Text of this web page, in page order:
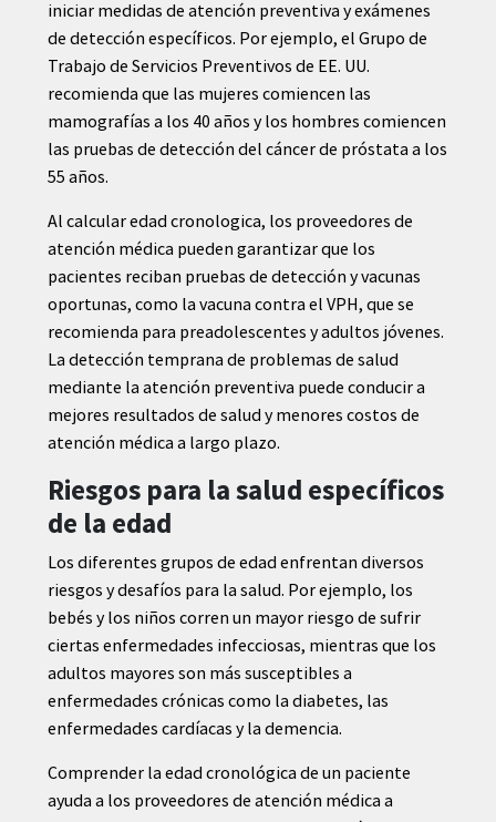
iniciar medidas de atención preventiva y exámenes
de detección específicos. Por ejemplo, el Grupo de
Trabajo de Servicios Preventivos de EE. UU.
recomienda que las mujeres comiencen las
mamografías a los 40 años y los hombres comiencen
las pruebas de detección del cáncer de próstata a los
55 años.
Al calcular edad cronologica, los proveedores de
atención médica pueden garantizar que los
pacientes reciban pruebas de detección y vacunas
oportunas, como la vacuna contra el VPH, que se
recomienda para preadolescentes y adultos jóvenes.
La detección temprana de problemas de salud
mediante la atención preventiva puede conducir a
mejores resultados de salud y menores costos de
atención médica a largo plazo.
Riesgos para la salud específicos
de la edad
Los diferentes grupos de edad enfrentan diversos
riesgos y desafíos para la salud. Por ejemplo, los
bebés y los niños corren un mayor riesgo de sufrir
ciertas enfermedades infecciosas, mientras que los
adultos mayores son más susceptibles a
enfermedades crónicas como la diabetes, las
enfermedades cardíacas y la demencia.
Comprender la edad cronológica de un paciente
ayuda a los proveedores de atención médica a